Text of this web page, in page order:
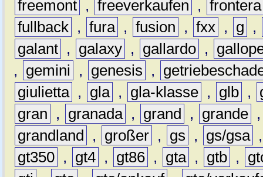
freemont , freeverkaufen , frontera
fullback , fura , fusion , fxx , g
,
galant , galaxy , gallardo ,
,
gemini , genesis ,
giulietta , gla , gla-klasse , glb ,
gran
, granada , grand , grande
grandland
, großer , gs , gs/gsa
gt350 , gt4 , gt86 , gta , gtb ,